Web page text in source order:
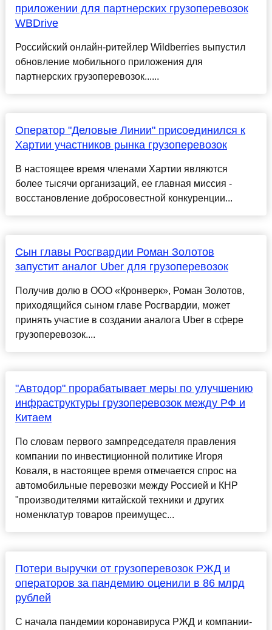
приложении для партнерских грузоперевозок
WBDrive
Российский онлайн-ритейлер Wildberries выпустил
обновление мобильного приложения для
партнерских грузоперевозок......
Оператор "Деловые Линии" присоединился к
Хартии участников рынка грузоперевозок
В настоящее время членами Хартии являются
более тысячи организаций, ее главная миссия -
восстановление добросовестной конкуренции...
Сын главы Росгвардии Роман Золотов
запустит аналог Uber для грузоперевозок
Получив долю в ООО «Кронверк», Роман Золотов,
приходящийся сыном главе Росгвардии, может
принять участие в создании аналога Uber в сфере
грузоперевозок....
"Автодор" прорабатывает меры по улучшению
инфраструктуры грузоперевозок между РФ и
Китаем
По словам первого зампредседателя правления
компании по инвестиционной политике Игоря
Коваля, в настоящее время отмечается спрос на
автомобильные перевозки между Россией и КНР
"производителями китайской техники и других
номенклатур товаров преимущес...
Потери выручки от грузоперевозок РЖД и
операторов за пандемию оценили в 86 млрд
рублей
С начала пандемии коронавируса РЖД и компании-